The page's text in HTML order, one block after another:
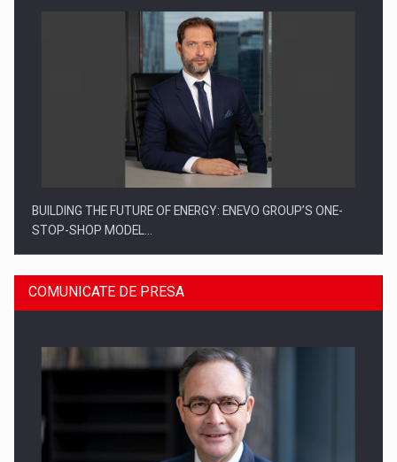
BUILDING THE FUTURE OF ENERGY: ENEVO GROUP’S ONE-
STOP-SHOP MODEL…
COMUNICATE DE PRESA